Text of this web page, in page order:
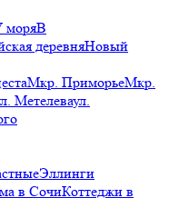
моряВ
деревняНовый
Мкр. ПриморьеМкр.
Метелеваул.
Эллинги
в СочиКоттеджи в